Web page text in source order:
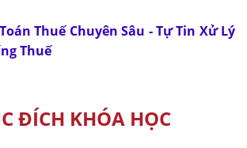
Thuế Chuyên Sâu - Tự Tin Xử Lý
Thuế
ĐÍCH KHÓA HỌC